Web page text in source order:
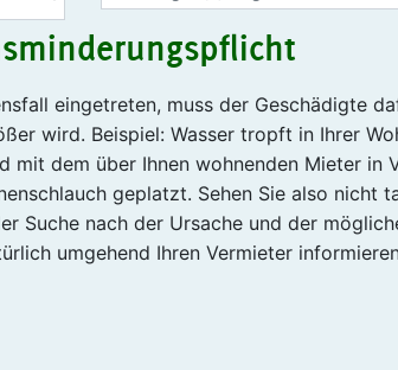
eingetreten, muss der Geschädigte
wird. Beispiel: Wasser tropft in Ihrer
mit dem über Ihnen wohnenden Mieter in
geplatzt. Sehen Sie also nicht
Suche nach der Ursache und der
umgehend Ihren Vermieter